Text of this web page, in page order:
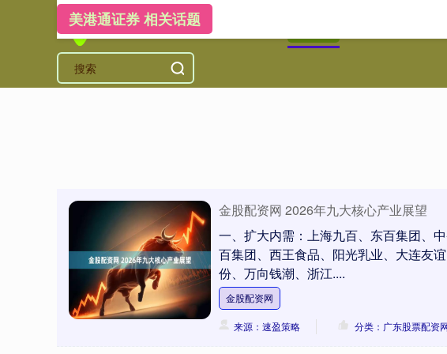
美港通证券 相关话题
金股配资网 2026年九大核心产业展望
一、扩大内需：上海九百、东百集团、
百集团、西王食品、阳光乳业、大连友
份、万向钱潮、浙江....
金股配资网
来源：速盈策略 分类：广东股票配资